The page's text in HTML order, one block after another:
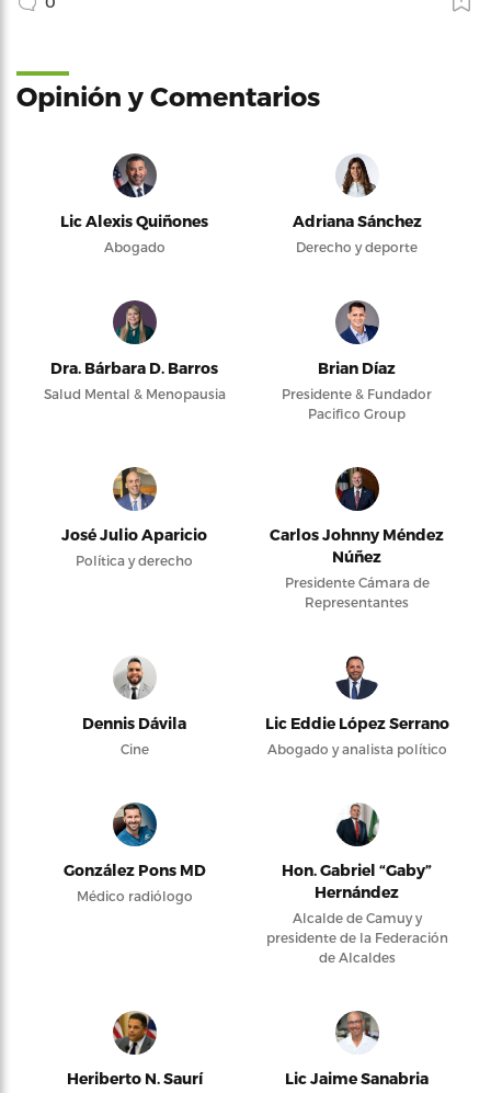
Opinión y Comentarios
Lic Alexis Quiñones
Abogado
Adriana Sánchez
Derecho y deporte
Dra. Bárbara D. Barros
Salud Mental & Menopausia
Brian Díaz
Presidente & Fundador
Pacifico Group
José Julio Aparicio
Política y derecho
Carlos Johnny Méndez
Núñez
Presidente Cámara de
Representantes
Dennis Dávila
Cine
Lic Eddie López Serrano
Abogado y analista político
González Pons MD
Médico radiólogo
Hon. Gabriel “Gaby”
Hernández
Alcalde de Camuy y
presidente de la Federación
de Alcaldes
Heriberto N. Saurí Lic Jaime Sanabria